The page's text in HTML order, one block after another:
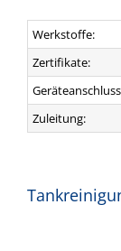
Werkstoffe:
Zertifikate:
Zuleitung: